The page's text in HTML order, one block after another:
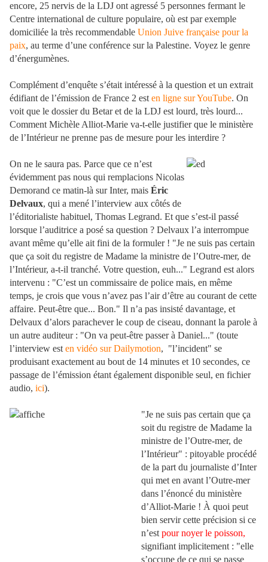
encore, 25 nervis de la LDJ ont agressé 5 personnes fermant le
Centre international de culture populaire, où est par exemple
domiciliée la très recommendable Union Juive française pour la
paix, au terme d’une conférence sur la Palestine. Voyez le genre
d’énergumènes.
Complément d’enquête s’était intéressé à la question et un extrait
édifiant de l’émission de France 2 est en ligne sur YouTube. On
voit que le dossier du Betar et de la LDJ est lourd, très lourd...
Comment Michèle Alliot-Marie va-t-elle justifier que le ministère
de l’Intérieur ne prenne pas de mesure pour les interdire ?
On ne le saura pas. Parce que ce n’est
évidemment pas nous qui remplacions Nicolas
Demorand ce matin-là sur Inter, mais Éric
Delvaux, qui a mené l’interview aux côtés de
l’éditorialiste habituel, Thomas Legrand. Et que s’est-il passé
lorsque l’auditrice a posé sa question ? Delvaux l’a interrompue
avant même qu’elle ait fini de la formuler ! "Je ne suis pas certain
que ça soit du registre de Madame la ministre de l’Outre-mer, de
l’Intérieur, a-t-il tranché. Votre question, euh..." Legrand est alors
intervenu : "C’est un commissaire de police mais, en même
temps, je crois que vous n’avez pas l’air d’être au courant de cette
affaire. Peut-être que... Bon." Il n’a pas insisté davantage, et
Delvaux d’alors parachever le coup de ciseau, donnant la parole à
un autre auditeur : "On va peut-être passer à Daniel..." (toute
l’interview est en vidéo sur Dailymotion, "l’incident" se
produisant exactement au bout de 14 minutes et 10 secondes, ce
passage de l’émission étant également disponible seul, en fichier
audio, ici).
"Je ne suis pas certain que ça
soit du registre de Madame la
ministre de l’Outre-mer, de
l’Intérieur" : pitoyable procédé
de la part du journaliste d’Inter
qui met en avant l’Outre-mer
dans l’énoncé du ministère
d’Alliot-Marie ! À quoi peut
bien servir cette précision si ce
n’est pour noyer le poisson,
signifiant implicitement : "elle
s’occupe de ce qui se passe